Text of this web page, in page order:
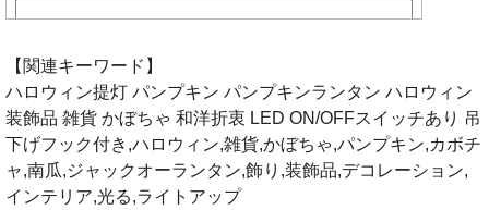
【関連キーワード】
ハロウィン提灯 パンプキン パンプキンランタン ハロウィン
装飾品 雑貨 かぼちゃ 和洋折衷 LED ON/OFFスイッチあり 吊
下げフック付き,ハロウィン,雑貨,かぼちゃ,パンプキン,カボチ
ャ,南瓜,ジャックオーランタン,飾り,装飾品,デコレーション,
インテリア,光る,ライトアップ